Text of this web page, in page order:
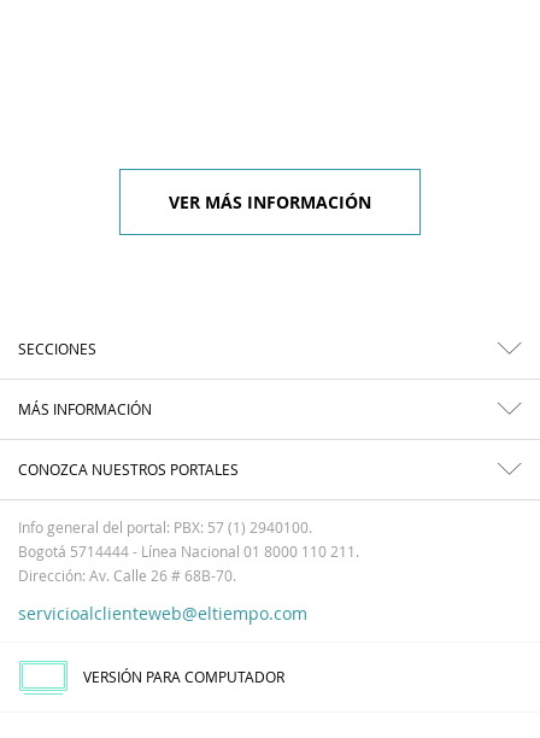
VER MÁS INFORMACIÓN
SECCIONES
MÁS INFORMACIÓN
CONOZCA NUESTROS PORTALES
Info general del portal: PBX: 57 (1) 2940100.
Bogotá 5714444 - Línea Nacional 01 8000 110 211.
Dirección: Av. Calle 26 # 68B-70.
servicioalclienteweb@eltiempo.com
VERSIÓN PARA COMPUTADOR